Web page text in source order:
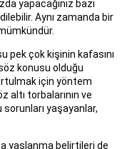
yapacağınız bazı
Aynı zamanda bir
pek çok kişinin kafasını
konusu olduğu
için yöntem
altı torbalarının ve
sorunları yaşayanlar,
yaşlanma belirtileri de